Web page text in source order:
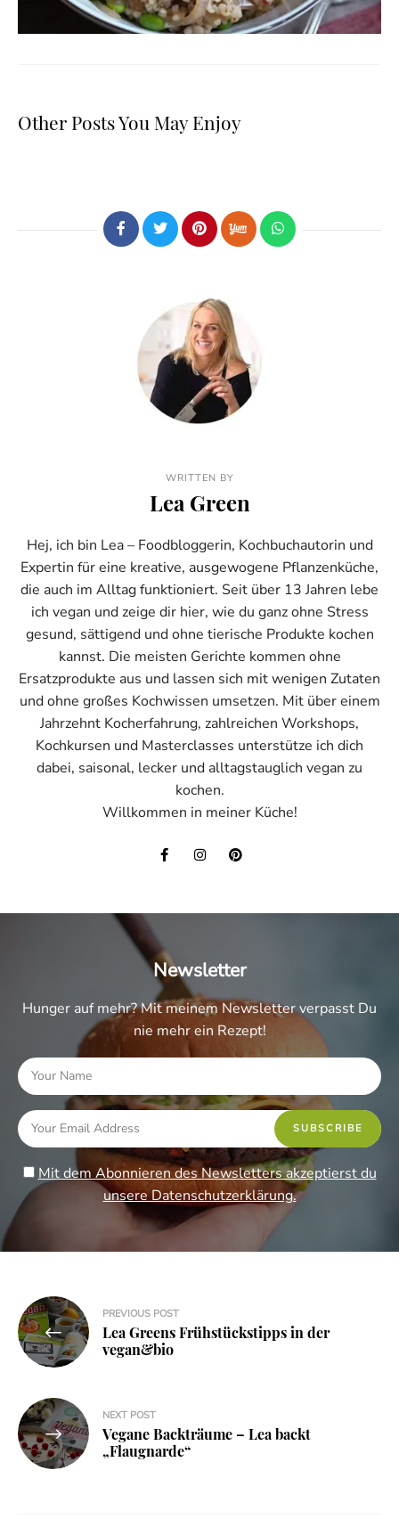
Other Posts You May Enjoy
WRITTEN BY
Lea Green
Hej, ich bin Lea – Foodbloggerin, Kochbuchautorin und
Expertin für eine kreative, ausgewogene Pflanzenküche,
die auch im Alltag funktioniert. Seit über 13 Jahren lebe
ich vegan und zeige dir hier, wie du ganz ohne Stress
gesund, sättigend und ohne tierische Produkte kochen
kannst. Die meisten Gerichte kommen ohne
Ersatzprodukte aus und lassen sich mit wenigen Zutaten
und ohne großes Kochwissen umsetzen. Mit über einem
Jahrzehnt Kocherfahrung, zahlreichen Workshops,
Kochkursen und Masterclasses unterstütze ich dich
dabei, saisonal, lecker und alltagstauglich vegan zu
kochen.
Willkommen in meiner Küche!
Newsletter
Hunger auf mehr? Mit meinem Newsletter verpasst Du
nie mehr ein Rezept!
Mit dem Abonnieren des Newsletters akzeptierst du
unsere Datenschutzerklärung.
Beitragsnavigation
PREVIOUS POST
Lea Greens Frühstückstipps in der
vegan&bio
NEXT POST
Vegane Backträume – Lea backt
„Flaugnarde“